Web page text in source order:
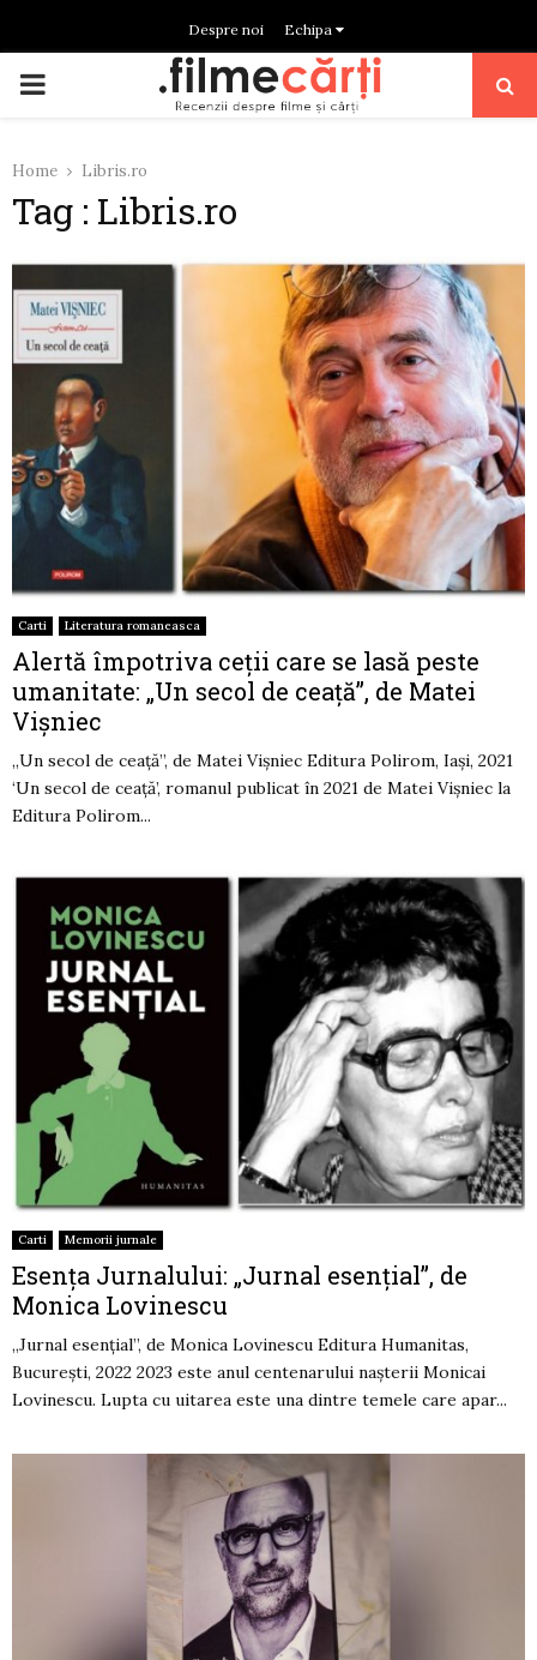
Despre noi Echipa
PRIMARY
Home Libris.ro
Tag : Libris.ro
Carti Literatura romaneasca
Alertă împotriva ceții care se lasă peste
umanitate: „Un secol de ceață”, de Matei
Vișniec
„Un secol de ceață”, de Matei Vișniec Editura Polirom, Iași, 2021
‘Un secol de ceață’, romanul publicat în 2021 de Matei Vișniec la
Editura Polirom...
Carti Memorii jurnale
Esența Jurnalului: „Jurnal esențial”, de
Monica Lovinescu
„Jurnal esențial”, de Monica Lovinescu Editura Humanitas,
București, 2022 2023 este anul centenarului nașterii Monicai
Lovinescu. Lupta cu uitarea este una dintre temele care apar...